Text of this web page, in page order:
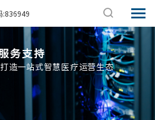
:836949
务支持
造一站式智慧医疗运营生态